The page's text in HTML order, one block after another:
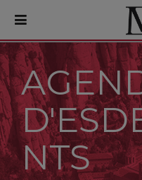
PORTADA
Monestir
Cultura
Actualitat
NTS